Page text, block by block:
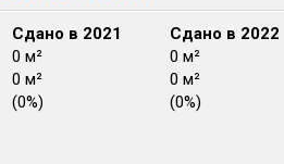
Сдано в 2021
0 м²
0 м²
(0%)
Сдано в 2022
0 м²
0 м²
(0%)